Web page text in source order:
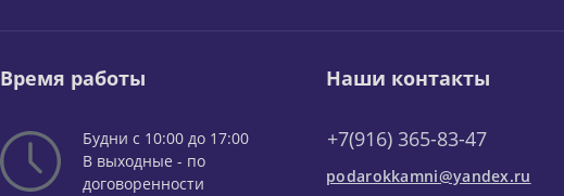
Время работы
Будни с 10:00 до 17:00
В выходные - по
договоренности
Наши контакты
+7(916) 365-83-47
podarokkamni@yandex.ru